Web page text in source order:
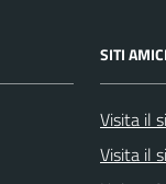
SITI AMICI
Visita il
Visita il